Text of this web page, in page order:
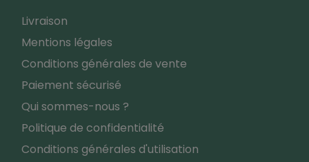
Livraison
Mentions légales
Conditions générales de vente
Paiement sécurisé
Qui sommes-nous ?
Politique de confidentialité
Conditions générales d'utilisation